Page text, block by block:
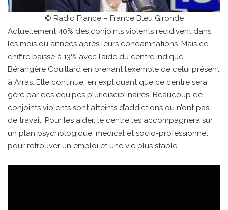
© Radio France – France Bleu Gironde
Actuellement 40% des conjoints violents récidivent dans
les mois ou années après leurs condamnations. Mais ce
chiffre baisse à 13% avec l’aide du centre indique
Bérangère Couillard en prenant l’exemple de celui présent
à Arras. Elle continue, en expliquant que ce centre sera
géré par des équipes pluridisciplinaires. Beaucoup de
conjoints violents sont atteints d’addictions ou n’ont pas
de travail. Pour les aider, le centre les accompagnera sur
un plan psychologique, médical et socio-professionnel
pour retrouver un emploi et une vie plus stable.